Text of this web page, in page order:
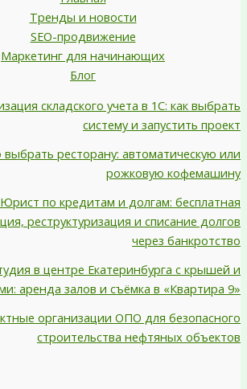
Тренды и новости
SEO-продвижение
Маркетинг для начинающих
Блог
складского учета в 1С: как выбрать
систему и запустить проект
выбрать ресторану: автоматическую или
рожковую кофемашину
Юрист по кредитам и долгам: бесплатная
реструктуризация и списание долгов
через банкротство
в центре Екатеринбурга с крышей и
аренда залов и съёмка в «Квартира 9»
организации ОПО для безопасного
строительства нефтяных объектов